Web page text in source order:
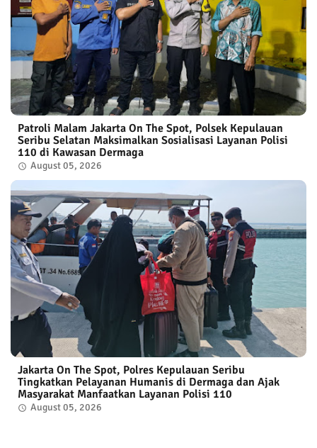
Patroli Malam Jakarta On The Spot, Polsek Kepulauan
Seribu Selatan Maksimalkan Sosialisasi Layanan Polisi
110 di Kawasan Dermaga
August 05, 2026
Jakarta On The Spot, Polres Kepulauan Seribu
Tingkatkan Pelayanan Humanis di Dermaga dan Ajak
Masyarakat Manfaatkan Layanan Polisi 110
August 05, 2026